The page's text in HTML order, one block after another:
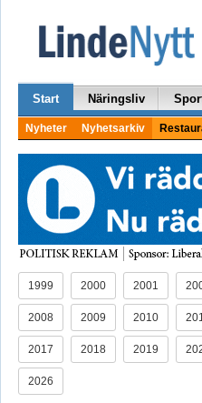
Start Näringsliv
Nyheter Nyhetsarkiv
1999 2000 2001
2008 2009 2010
2017 2018 2019
2026